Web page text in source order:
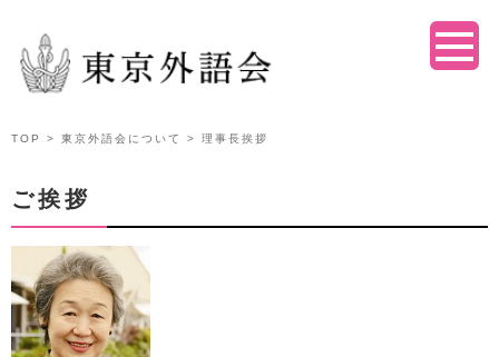
TOP > 東京外語会について > 理事長挨拶
ご挨拶